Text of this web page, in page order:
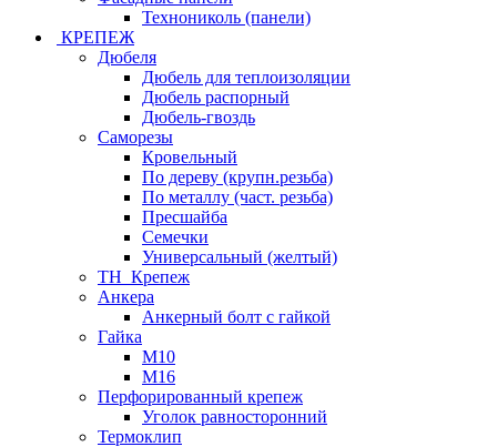
Технониколь (панели)
КРЕПЕЖ
Дюбеля
Дюбель для теплоизоляции
Дюбель распорный
Дюбель-гвоздь
Саморезы
Кровельный
По дереву (крупн.резьба)
По металлу (част. резьба)
Пресшайба
Семечки
Универсальный (желтый)
ТН_Крепеж
Анкера
Анкерный болт с гайкой
Гайка
М10
М16
Перфорированный крепеж
Уголок равносторонний
Термоклип